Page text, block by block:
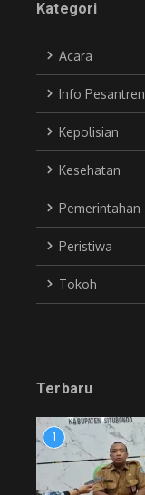
Kategori
Acara
Info Pesantren
Kepolisian
Kesehatan
Pemerintahan
Peristiwa
Tokoh
Terbaru
1